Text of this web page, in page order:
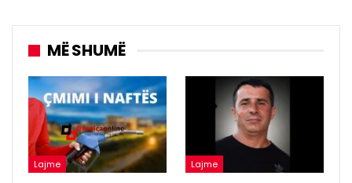
MË SHUMË
Lajme Lajme